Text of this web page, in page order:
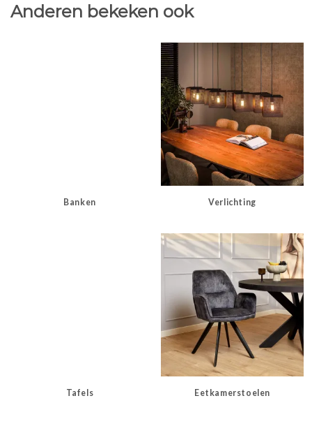
Anderen bekeken ook
Banken Verlichting
Tafels Eetkamerstoelen